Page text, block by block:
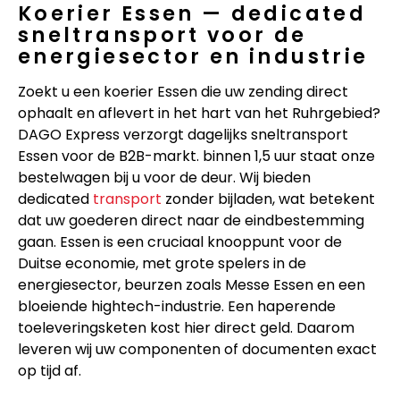
Koerier Essen — dedicated
sneltransport voor de
energiesector en industrie
Zoekt u een koerier Essen die uw zending direct
ophaalt en aflevert in het hart van het Ruhrgebied?
DAGO Express verzorgt dagelijks sneltransport
Essen voor de B2B-markt. binnen 1,5 uur staat onze
bestelwagen bij u voor de deur. Wij bieden
dedicated transport zonder bijladen, wat betekent
dat uw goederen direct naar de eindbestemming
gaan. Essen is een cruciaal knooppunt voor de
Duitse economie, met grote spelers in de
energiesector, beurzen zoals Messe Essen en een
bloeiende hightech-industrie. Een haperende
toeleveringsketen kost hier direct geld. Daarom
leveren wij uw componenten of documenten exact
op tijd af.